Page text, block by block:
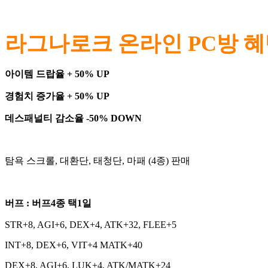
라그나로크 온라인 PC방
아이템 드랍율 + 50% UP
경험치 증가율 + 50% UP
데스패널티 감소율 -50% DOWN
탐욕 스크롤, 대환단, 태청단, 마패 (4종) 판매
버프 : 버프4종 택1일
STR+8, AGI+6, DEX+4, ATK+32, FLEE+5
INT+8, DEX+6, VIT+4 MATK+40
DEX+8, AGI+6, LUK+4, ATK/MATK+24